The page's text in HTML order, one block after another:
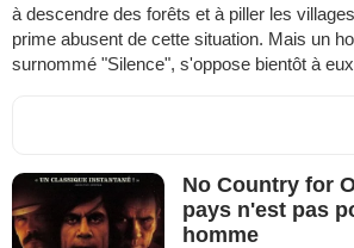
à descendre des forêts et à piller les
prime abusent de cette situation. Mais un
surnommé "Silence", s'oppose bientôt à
No Country for
pays n'est pas
homme